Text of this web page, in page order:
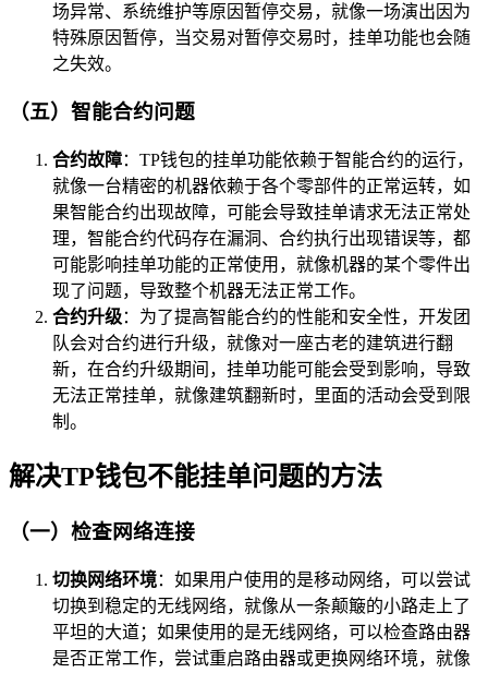
场异常、系统维护等原因暂停交易，就像一场演出因为
特殊原因暂停，当交易对暂停交易时，挂单功能也会随
之失效。
（五）智能合约问题
合约故障：TP钱包的挂单功能依赖于智能合约的运行，
就像一台精密的机器依赖于各个零部件的正常运转，如
果智能合约出现故障，可能会导致挂单请求无法正常处
理，智能合约代码存在漏洞、合约执行出现错误等，都
可能影响挂单功能的正常使用，就像机器的某个零件出
现了问题，导致整个机器无法正常工作。
合约升级：为了提高智能合约的性能和安全性，开发团
队会对合约进行升级，就像对一座古老的建筑进行翻
新，在合约升级期间，挂单功能可能会受到影响，导致
无法正常挂单，就像建筑翻新时，里面的活动会受到限
制。
解决TP钱包不能挂单问题的方法
（一）检查网络连接
切换网络环境：如果用户使用的是移动网络，可以尝试
切换到稳定的无线网络，就像从一条颠簸的小路走上了
平坦的大道；如果使用的是无线网络，可以检查路由器
是否正常工作，尝试重启路由器或更换网络环境，就像